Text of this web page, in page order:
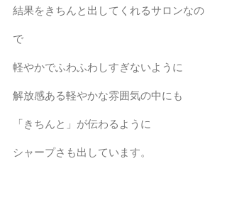
結果をきちんと出してくれるサロンなの
で
軽やかでふわふわしすぎないように
解放感ある軽やかな雰囲気の中にも
「きちんと」が伝わるように
シャープさも出しています。